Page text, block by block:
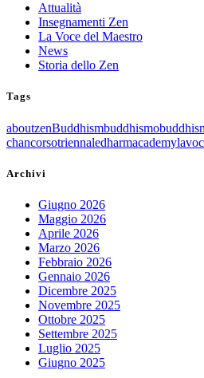
Attualità
Insegnamenti Zen
La Voce del Maestro
News
Storia dello Zen
Tags
aboutzenBuddhismbuddhismo
chancorsotriennaledharmacademy
Archivi
Giugno 2026
Maggio 2026
Aprile 2026
Marzo 2026
Febbraio 2026
Gennaio 2026
Dicembre 2025
Novembre 2025
Ottobre 2025
Settembre 2025
Luglio 2025
Giugno 2025